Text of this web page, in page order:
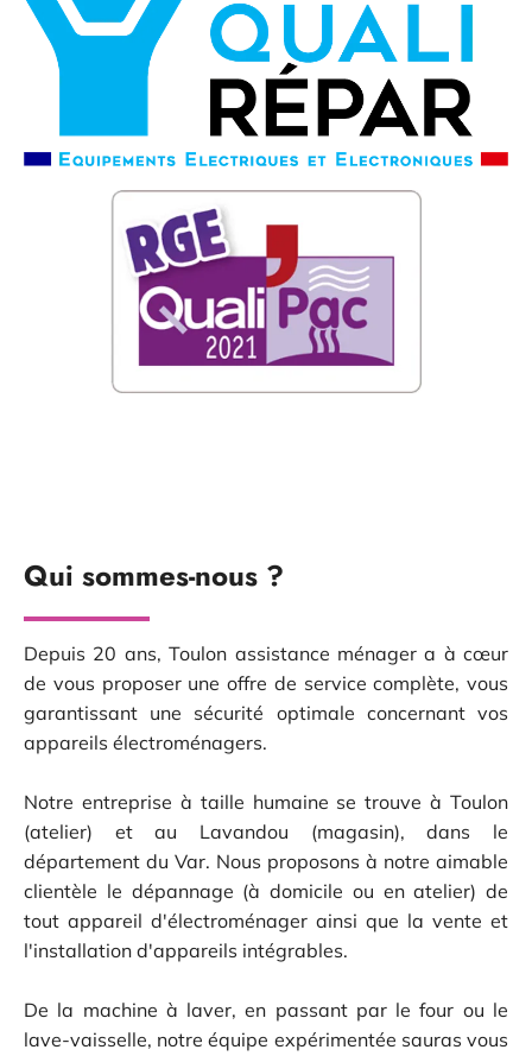
Qui sommes-nous ?
Depuis 20 ans, Toulon assistance ménager a à cœur
de vous proposer une offre de service complète, vous
garantissant une sécurité optimale concernant vos
appareils électroménagers.
Notre entreprise à taille humaine se trouve à Toulon
(atelier) et au Lavandou (magasin), dans le
département du Var. Nous proposons à notre aimable
clientèle le dépannage (à domicile ou en atelier) de
tout appareil d'électroménager ainsi que la vente et
l'installation d'appareils intégrables.
De la machine à laver, en passant par le four ou le
lave-vaisselle, notre équipe expérimentée sauras vous